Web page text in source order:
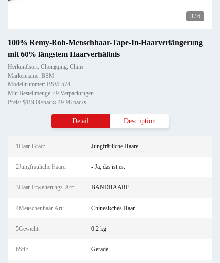
3 / 6
100% Remy-Roh-Menschhaar-Tape-In-Haarverlängerung
mit 60% längstem Haarverhältnis
Herkunftsort: Chongqing, China
Markenname: BSM
Modellnummer: BSM-574
Min Bestellmenge: 49 Verpackungen
Preis: $119.00/packs 49-98 packs
Detail Description
1Haar-Grad: Jungfräuliche Haare
2Jungfräuliche Haare: - Ja, das ist es.
3Haar-Erweiterungs-Art: BANDHAARE
4Menschenhaar-Art: Chinesisches Haar
5Gewicht: 0.2 kg
6Stil: Gerade.